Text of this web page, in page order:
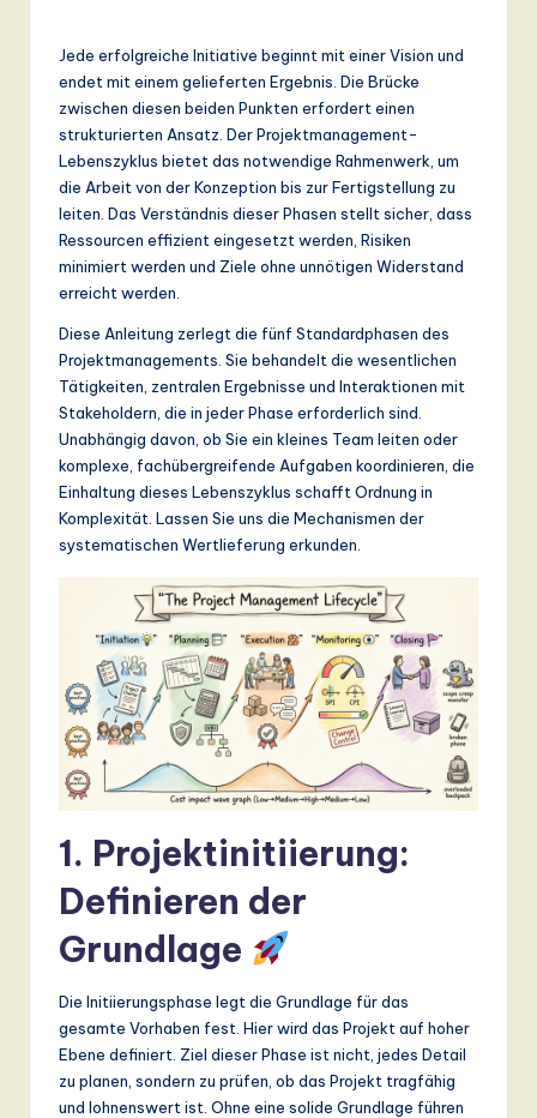
T
d
in
A
D
ig
it
Jede erfolgreiche Initiative beginnt mit einer Vision und
endet mit einem gelieferten Ergebnis. Die Brücke
zwischen diesen beiden Punkten erfordert einen
strukturierten Ansatz. Der Projektmanagement-
Lebenszyklus bietet das notwendige Rahmenwerk, um
die Arbeit von der Konzeption bis zur Fertigstellung zu
leiten. Das Verständnis dieser Phasen stellt sicher, dass
Ressourcen effizient eingesetzt werden, Risiken
minimiert werden und Ziele ohne unnötigen Widerstand
erreicht werden.
Diese Anleitung zerlegt die fünf Standardphasen des
Projektmanagements. Sie behandelt die wesentlichen
Tätigkeiten, zentralen Ergebnisse und Interaktionen mit
Stakeholdern, die in jeder Phase erforderlich sind.
Unabhängig davon, ob Sie ein kleines Team leiten oder
komplexe, fachübergreifende Aufgaben koordinieren, die
Einhaltung dieses Lebenszyklus schafft Ordnung in
Komplexität. Lassen Sie uns die Mechanismen der
systematischen Wertlieferung erkunden.
1. Projektinitiierung:
Definieren der
Grundlage
Die Initiierungsphase legt die Grundlage für das
gesamte Vorhaben fest. Hier wird das Projekt auf hoher
Ebene definiert. Ziel dieser Phase ist nicht, jedes Detail
zu planen, sondern zu prüfen, ob das Projekt tragfähig
und lohnenswert ist. Ohne eine solide Grundlage führen